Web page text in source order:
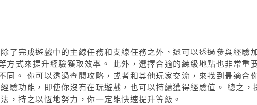
了完成遊戲中的主線任務和支線任務之外，還可以透過參與經驗
方式來提升經驗獲取效率。 此外，選擇合適的練級地點也非常重
同。 你可以透過查閱攻略，或者和其他玩家交流，來找到最適合
驗功能，即使你沒有在玩遊戲，也可以持續獲得經驗值。 總之，
，持之以恆地努力，你一定能快速提升等級。